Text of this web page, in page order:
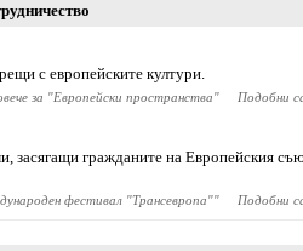
с европейските култури.
за "Европейски пространства" Подобни
засягащи гражданите на Европейския
фестивал "Трансевропа"" Подобни